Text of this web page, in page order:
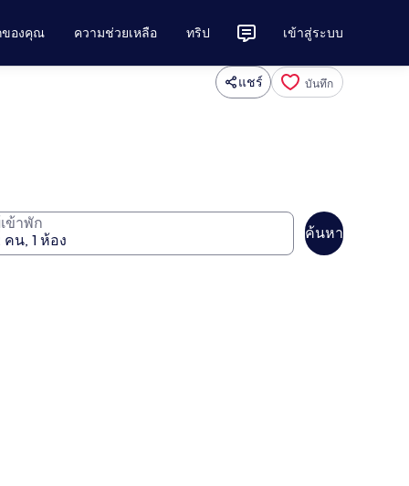
ของคุณ ความช่วยเหลือ ทริป เข้าสู่ระบบ
แชร์ บันทึก
ข้าพัก
ค้นหา